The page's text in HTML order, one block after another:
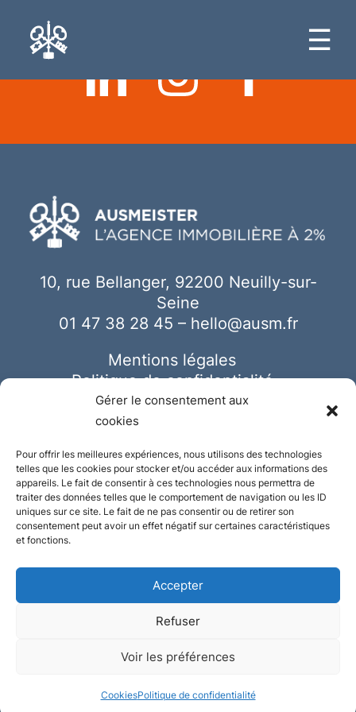
Gérer le consentement aux
cookies
Pour offrir les meilleures expériences, nous utilisons des technologies
telles que les cookies pour stocker et/ou accéder aux informations des
appareils. Le fait de consentir à ces technologies nous permettra de
traiter des données telles que le comportement de navigation ou les ID
uniques sur ce site. Le fait de ne pas consentir ou de retirer son
consentement peut avoir un effet négatif sur certaines caractéristiques
et fonctions.
Accepter
Refuser
Voir les préférences
CookiesPolitique de confidentialité
☰
10, rue Bellanger, 92200 Neuilly-sur-
Seine
01 47 38 28 45 – hello@ausm.fr
Mentions légales
Politique de confidentialité
Cookies
Conception et réalisation :Plate